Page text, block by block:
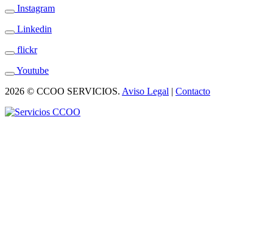
Instagram
Linkedin
flickr
Youtube
2026 © CCOO SERVICIOS. Aviso Legal | Contacto